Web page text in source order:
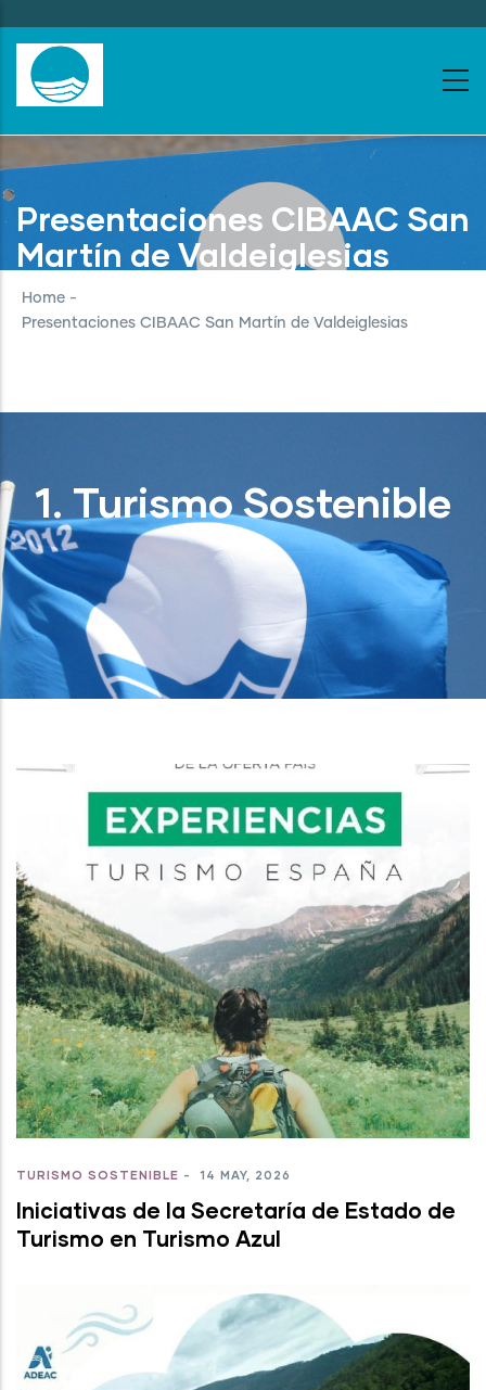
to
main
content
Presentaciones CIBAAC San
Martín de Valdeiglesias
Home -
Presentaciones CIBAAC San Martín de Valdeiglesias
1. Turismo Sostenible
TURISMO SOSTENIBLE - 14 MAY, 2026
Iniciativas de la Secretaría de Estado de
Turismo en Turismo Azul